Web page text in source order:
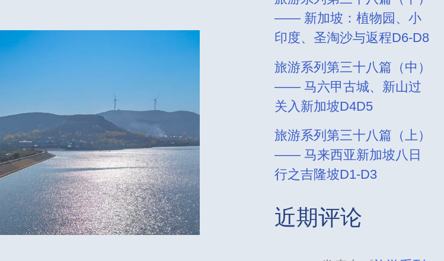
—— 新加坡：植物园、小
印度、圣淘沙与返程D6-D8
旅游系列第三十八篇（中）
—— 马六甲古城、新山过
关入新加坡D4D5
旅游系列第三十八篇（上）
—— 马来西亚新加坡八日
行之吉隆坡D1-D3
近期评论